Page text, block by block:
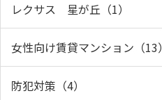
レクサス 星が丘（1）
女性向け賃貸マンション（13）
防犯対策（4）